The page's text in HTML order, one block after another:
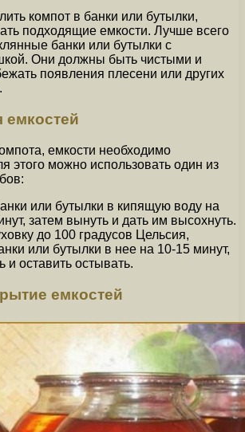
компот в банки или бутылки,
подходящие емкости. Лучше всего
банки или бутылки с
Они должны быть чистыми и
появления плесени или других
емкостей
емкости необходимо
этого можно использовать один из
или бутылки в кипящую воду на
затем вынуть и дать им высохнуть.
до 100 градусов Цельсия,
или бутылки в нее на 10-15 минут,
и оставить остывать.
емкостей